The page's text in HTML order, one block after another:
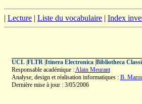
| Lecture | Liste du vocabulaire | Index
UCL| FLTR| Itinera Electronica| Bibliotheca
Responsable académique :Alain Meurant
Analyse, design et réalisation informatiques : B.
Dernière mise à jour : 3/05/2006